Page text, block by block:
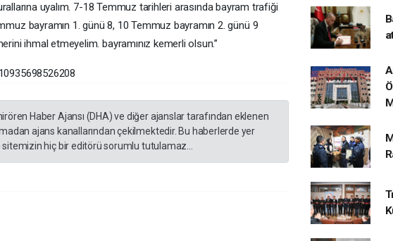
uyalım. 7-18 Temmuz tarihleri arasında bayram trafiği
bayramın 1. günü 8, 10 Temmuz bayramın 2. günü 9
ihmal etmeyelim. bayramınız kemerli olsun.”
Haber Ajansı (DHA) ve diğer ajanslar tarafından eklenen
ajans kanallarından çekilmektedir. Bu haberlerde yer
hiç bir editörü sorumlu tutulamaz...